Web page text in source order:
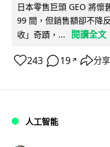
日本零售巨頭 GEO 將懷
99 間，但銷售額卻不降
收」奇蹟，...
閱讀全文
243 19 ↗ 分享
人工智能